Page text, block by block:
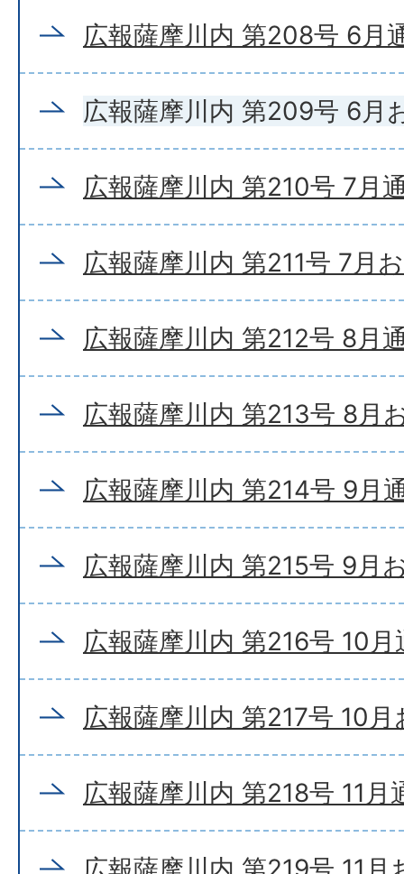
広報薩摩川内 第208号 6月
広報薩摩川内 第209号 6月
広報薩摩川内 第210号 7月
広報薩摩川内 第211号 7月
広報薩摩川内 第212号 8月
広報薩摩川内 第213号 8月
広報薩摩川内 第214号 9月
広報薩摩川内 第215号 9月
広報薩摩川内 第216号 10月
広報薩摩川内 第217号 10
広報薩摩川内 第218号 11月